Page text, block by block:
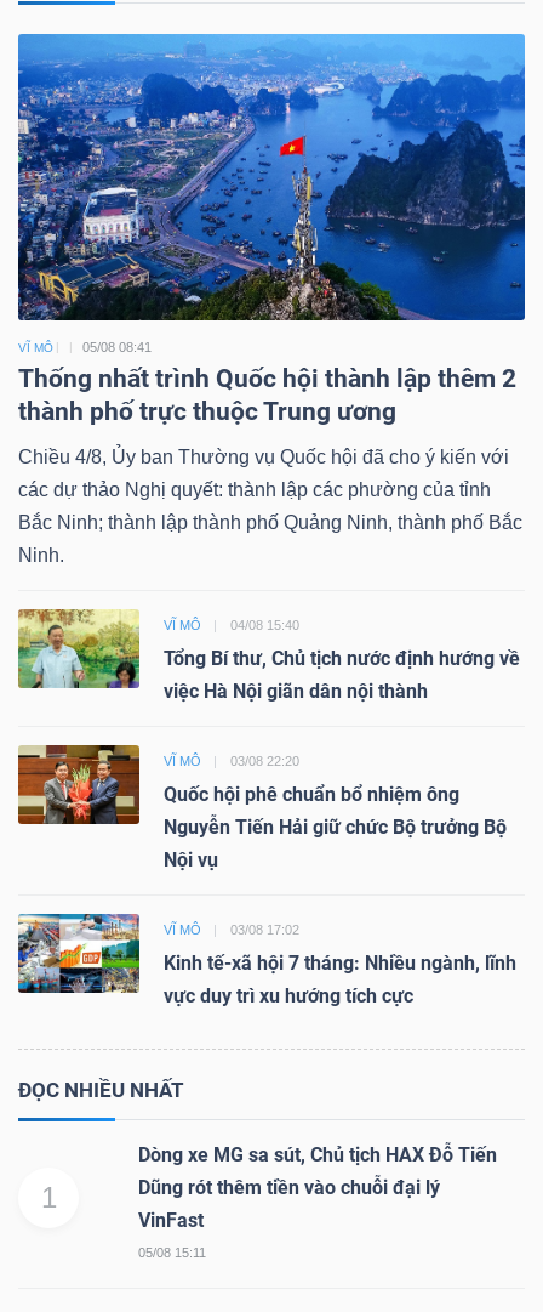
VĨ MÔ 05/08 08:41
Thống nhất trình Quốc hội thành lập thêm 2
thành phố trực thuộc Trung ương
Chiều 4/8, Ủy ban Thường vụ Quốc hội đã cho ý kiến với
các dự thảo Nghị quyết: thành lập các phường của tỉnh
Bắc Ninh; thành lập thành phố Quảng Ninh, thành phố Bắc
Ninh.
VĨ MÔ 04/08 15:40
Tổng Bí thư, Chủ tịch nước định hướng về
việc Hà Nội giãn dân nội thành
VĨ MÔ 03/08 22:20
Quốc hội phê chuẩn bổ nhiệm ông
Nguyễn Tiến Hải giữ chức Bộ trưởng Bộ
Nội vụ
VĨ MÔ 03/08 17:02
Kinh tế-xã hội 7 tháng: Nhiều ngành, lĩnh
vực duy trì xu hướng tích cực
ĐỌC NHIỀU NHẤT
1
Dòng xe MG sa sút, Chủ tịch HAX Đỗ Tiến
Dũng rót thêm tiền vào chuỗi đại lý
VinFast
05/08 15:11